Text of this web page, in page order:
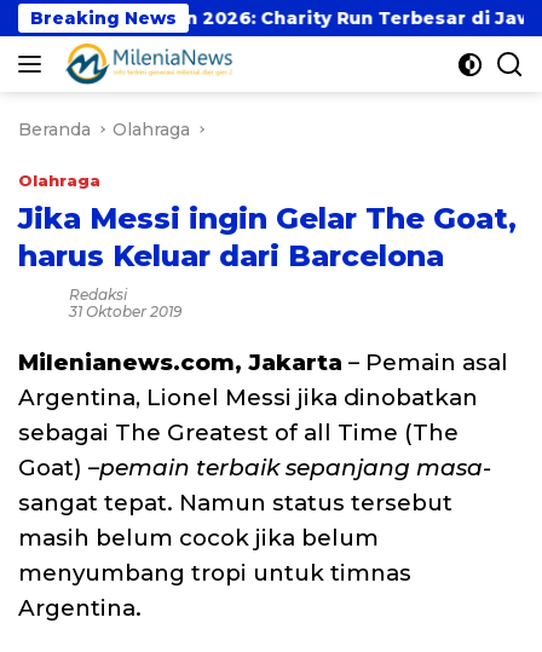
Langsung
ke
konten
Breaking News
2026: Charity Run Terbesar di Jawa Timur
Beranda Olahraga
Olahraga
Jika Messi ingin Gelar The Goat,
harus Keluar dari Barcelona
Redaksi
31 Oktober 2019
Milenianews.com, Jakarta – Pemain asal
Argentina, Lionel Messi jika dinobatkan
sebagai The Greatest of all Time (The
Goat) –pemain terbaik sepanjang masa-
sangat tepat. Namun status tersebut
masih belum cocok jika belum
menyumbang tropi untuk timnas
Argentina.